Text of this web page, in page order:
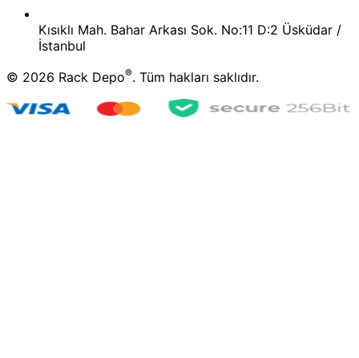
Kısıklı Mah. Bahar Arkası Sok. No:11 D:2 Üsküdar /
İstanbul
© 2026 Rack Depo®. Tüm hakları saklıdır.